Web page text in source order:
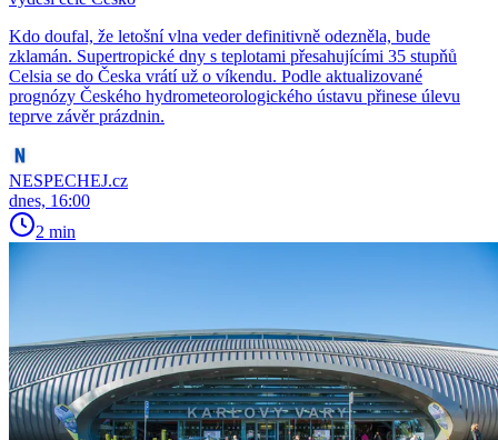
Kdo doufal, že letošní vlna veder definitivně odezněla, bude
zklamán. Supertropické dny s teplotami přesahujícími 35 stupňů
Celsia se do Česka vrátí už o víkendu. Podle aktualizované
prognózy Českého hydrometeorologického ústavu přinese úlevu
teprve závěr prázdnin.
NESPECHEJ.cz
dnes, 16:00
2 min